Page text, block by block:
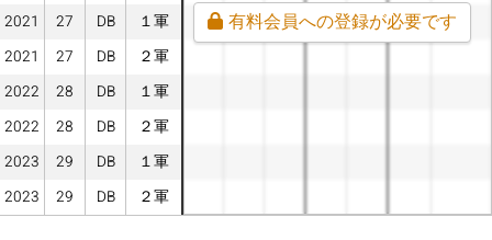
2021
27 DB
１軍
2021
27 DB
２軍
2022
28 DB
１軍
2022
28 DB
２軍
2023
29 DB
１軍
2023
29 DB ２軍
有料会員への登録が必要です